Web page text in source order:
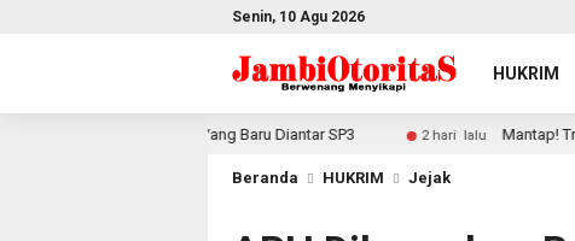
Senin, 10 Agu 2026
HUKRIM
Diteken, Sekda: Yang Baru Diantar SP3 2 hari lalu Mantap! Triwulan
Beranda HUKRIM Jejak